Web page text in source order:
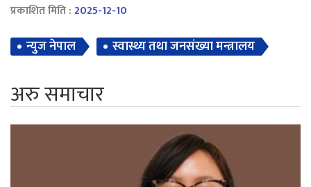
प्रकाशित मिति :2025-12-10
न्युज नेपाल स्वास्थ्य तथा जनसंख्या मन्त्रालय
अरु समाचार